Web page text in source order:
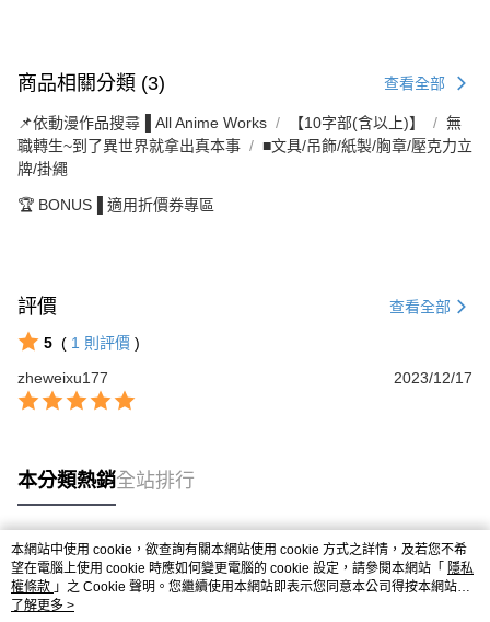
商品相關分類 (3) 查看全部
📌依動漫作品搜尋▐ All Anime Works 【10字部(含以上)】
無
職轉生~到了異世界就拿出真本事
■文具/吊飾/紙製/胸章/壓克力立
牌/掛繩
🏆 BONUS▐ 適用折價券專區
評價 查看全部
5 ( 1 則評價 )
zheweixu177
2023/12/17
本分類熱銷全站排行
熱門標籤
本網站中使用 cookie，欲查詢有關本網站使用 cookie 方式之詳情，及若您不希
望在電腦上使用 cookie 時應如何變更電腦的 cookie 設定，請參閱本網站「 隱私
權條款 」之 Cookie 聲明。您繼續使用本網站即表示您同意本公司得按本網站使
用條款之 Cookie 聲明使用 cookie。
了解更多 >